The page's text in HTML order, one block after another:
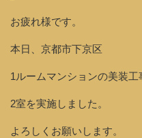
お疲れ様です。
本日、京都市下京区
1ルームマンションの美装工
2室を実施しました。
よろしくお願いします。